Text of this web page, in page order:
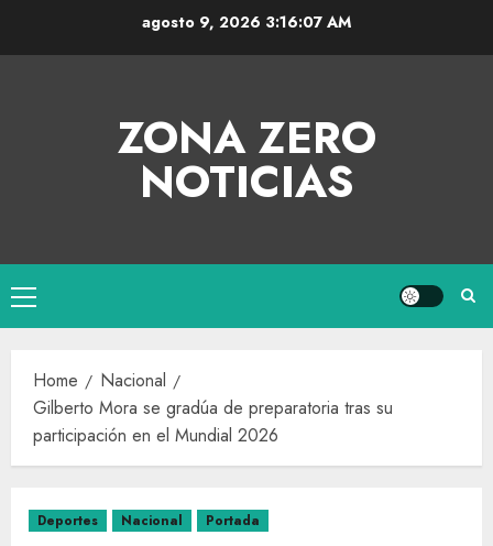
agosto 9, 2026 3:16:08 AM
ZONA ZERO
NOTICIAS
Home
Nacional
Gilberto Mora se gradúa de preparatoria tras su
participación en el Mundial 2026
Deportes Nacional Portada